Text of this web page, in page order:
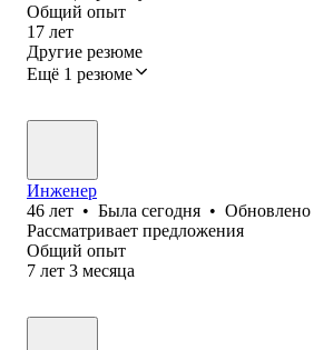
Общий опыт
17 лет
Другие резюме
Ещё 1 резюме
Инженер
46 лет • Была сегодня • Обновлено
Рассматривает предложения
Общий опыт
7 лет 3 месяца